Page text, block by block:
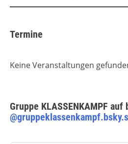
Termine
Keine Veranstaltungen
Gruppe KLASSENKAMPF auf